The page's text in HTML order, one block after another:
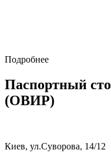
Подробнее
Паспортный
(ОВИР)
Киев, ул.Суворова, 14/12